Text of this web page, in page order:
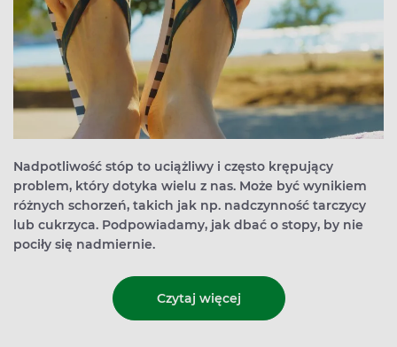
Nadpotliwość stóp to uciążliwy i często krępujący
problem, który dotyka wielu z nas. Może być wynikiem
różnych schorzeń, takich jak np. nadczynność tarczycy
lub cukrzyca. Podpowiadamy, jak dbać o stopy, by nie
pociły się nadmiernie.
Czytaj więcej